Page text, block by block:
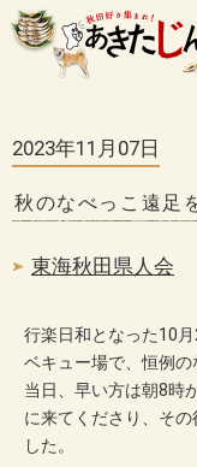
2023年11月07日
秋のなべっこ遠足
東海秋田県人会
行楽日和となった10
ベキュー場で、恒例の
当日、早い方は朝8時
に来てくださり、そ
した。